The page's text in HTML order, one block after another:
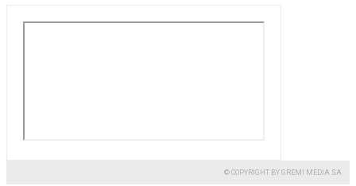
© COPYRIGHT BY GREMI MEDIA SA